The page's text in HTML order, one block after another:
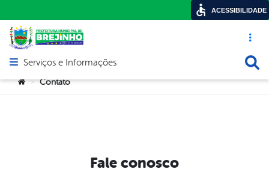
Acesso
Abrir menu principal de navegação
Serviços e Informações
Você está aqui:
> Contato
Fale conosco
ACESSIBILIDADE